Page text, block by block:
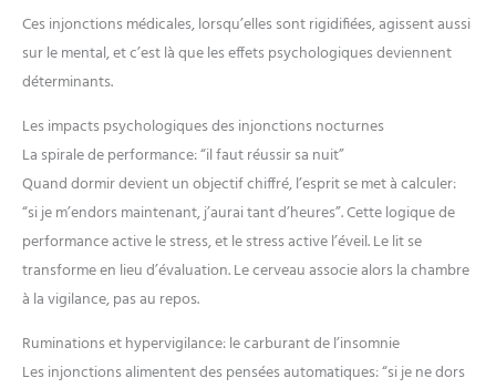
léger, REM (mouvements
oculaires rapides) et moments
d'éveil. Cette montre femme
connectée innove également
avec un enregistrement de
Normal, Moyen, Élevé). Ces
indicateurs, couplés au suivi du
cycle menstruel, offrent une
vision globale de votre état
physique et émotionnel. Profitez
d'exercices de respiration guidés
montre intelligente vous aide à
reprendre le contrôle sur votre
santé au quotidien avec une
précision et une discrétion
Étanchéité 1ATM Robuste] Dites
adieu à l'anxiété avec notre
batterie de 500mAh : 30 jours en
Ces injonctions médicales, lorsqu’elles sont rigidifiées, agissent aussi
sur le mental, et c’est là que les effets psychologiques deviennent
déterminants.
Les impacts psychologiques des injonctions nocturnes
La spirale de performance: “il faut réussir sa nuit”
Quand dormir devient un objectif chiffré, l’esprit se met à calculer:
“si je m’endors maintenant, j’aurai tant d’heures”. Cette logique de
performance active le stress, et le stress active l’éveil. Le lit se
transforme en lieu d’évaluation. Le cerveau associe alors la chambre
à la vigilance, pas au repos.
Ruminations et hypervigilance: le carburant de l’insomnie
Les injonctions alimentent des pensées automatiques: “si je ne dors